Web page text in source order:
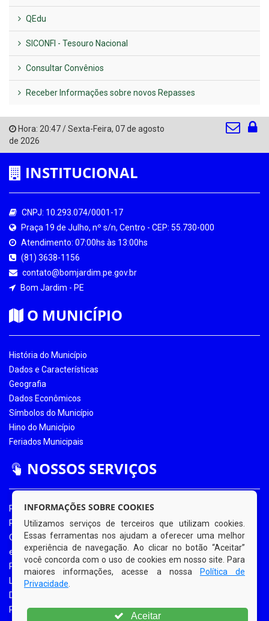
QEdu
SICONFI - Tesouro Nacional
Consultar Convênios
Receber Informações sobre novos Repasses
Hora: 20:47/Sexta-Feira, 07 de agosto
de 2026
INSTITUCIONAL
CNPJ: 10.293.074/0001-17
Praça 19 de Julho, nº s/n, Centro - CEP: 55.730-000
Atendimento: 07:00hs às 13:00hs
(81) 3638-1156
contato@bomjardim.pe.gov.br
Bom Jardim - PE
O MUNICÍPIO
História do Município
Dados e Características
Geografia
Dados Econômicos
Símbolos do Município
Hino do Município
Feriados Municipais
NOSSOS SERVIÇOS
Portal da Transparência
Portal da Transparência COVID-19
Ouvidoria Eletrônica
e-SIC
Processos de Licitação
Licitações em Andamento
Diário Oficial
Portal do Contribuinte
INFORMAÇÕES SOBRE COOKIES
Utilizamos serviços de terceiros que utilizam cookies.
Essas ferramentas nos ajudam a oferecer uma melhor
experiência de navegação. Ao clicar no botão “Aceitar”
você concorda com o uso de cookies em nosso site. Para
maiores informações, acesse a nossa
Política de
Privacidade
Aceitar